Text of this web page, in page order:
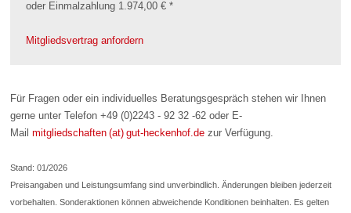
oder Einmalzahlung 1.974,00 € *
Mitgliedsvertrag anfordern
Für Fragen oder ein individuelles Beratungsgespräch stehen wir Ihnen
gerne unter Telefon +49 (0)2243 - 92 32 -62 oder E-
Mailmitgliedschaften (at) gut-heckenhof.de zur Verfügung.
Stand: 01/2026
Preisangaben und Leistungsumfang sind unverbindlich. Änderungen bleiben jederzeit
vorbehalten. Sonderaktionen können abweichende Konditionen beinhalten. Es gelten